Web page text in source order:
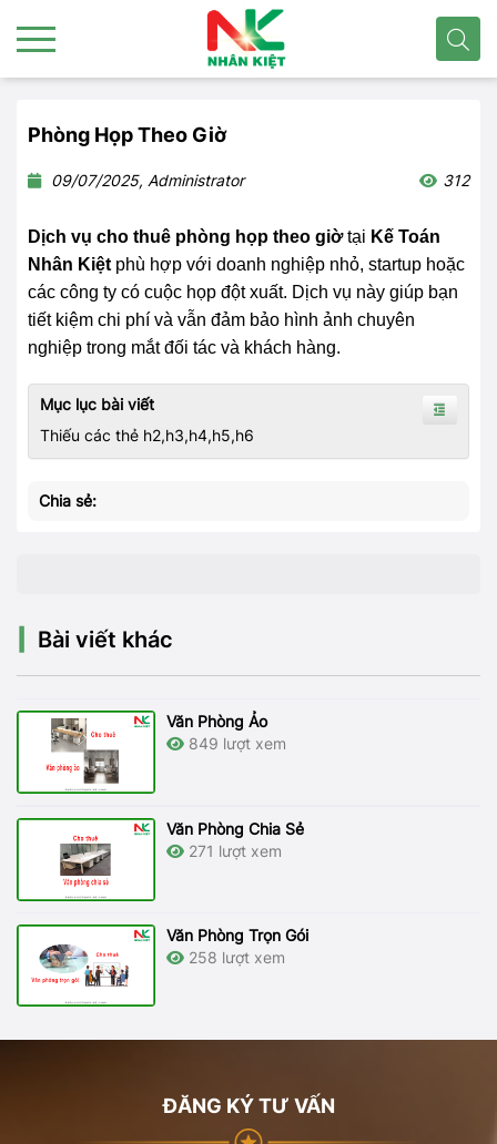
Phòng Họp Theo Giờ
09/07/2025, Administrator 312
Dịch vụ cho thuê phòng họp theo giờtại Kế Toán
Nhân Kiệt phù hợp với doanh nghiệp nhỏ, startup hoặc
các công ty có cuộc họp đột xuất. Dịch vụ này giúp bạn
tiết kiệm chi phí và vẫn đảm bảo hình ảnh chuyên
nghiệp trong mắt đối tác và khách hàng.
Mục lục bài viết
Thiếu các thẻ h2,h3,h4,h5,h6
Chia sẻ:
Bài viết khác
Văn Phòng Ảo
849 lượt xem
Văn Phòng Chia Sẻ
271 lượt xem
Văn Phòng Trọn Gói
258 lượt xem
ĐĂNG KÝ TƯ VẤN